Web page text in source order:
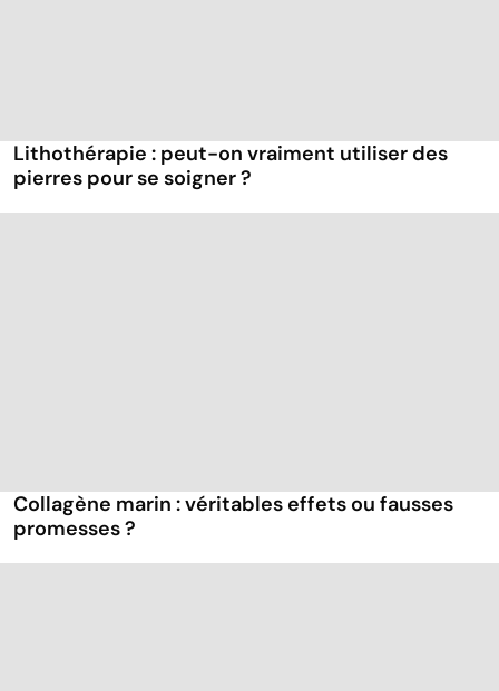
Lithothérapie : peut-on vraiment utiliser des
pierres pour se soigner ?
Collagène marin : véritables effets ou fausses
promesses ?